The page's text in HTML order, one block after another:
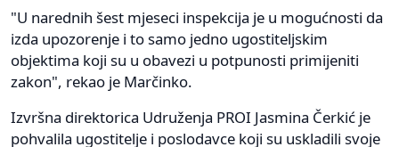
"U narednih šest mjeseci inspekcija je u mogućnosti da
izda upozorenje i to samo jedno ugostiteljskim
objektima koji su u obavezi u potpunosti primijeniti
zakon", rekao je Marčinko.
Izvršna direktorica Udruženja PROI Jasmina Čerkić je
pohvalila ugostitelje i poslodavce koji su uskladili svoje